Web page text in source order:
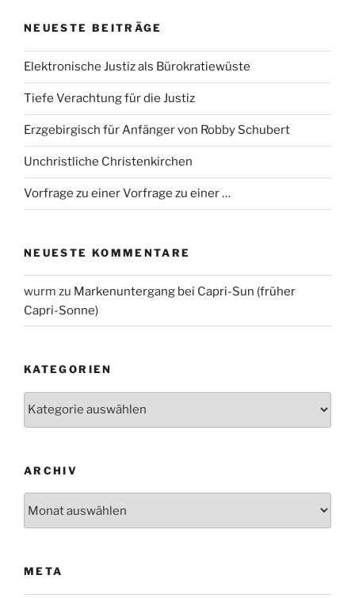
NEUESTE BEITRÄGE
Elektronische Justiz als Bürokratiewüste
Tiefe Verachtung für die Justiz
Erzgebirgisch für Anfänger von Robby Schubert
Unchristliche Christenkirchen
Vorfrage zu einer Vorfrage zu einer …
NEUESTE KOMMENTARE
wurm zu Markenuntergang bei Capri-Sun (früher
Capri-Sonne)
KATEGORIEN
ARCHIV
META